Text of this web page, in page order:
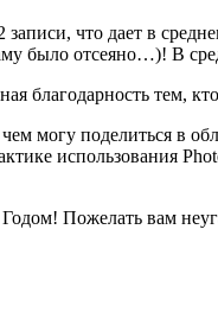
что дает в
было отсеяно…)! В
благодарность тем,
могу поделиться в
использования
Пожелать вам